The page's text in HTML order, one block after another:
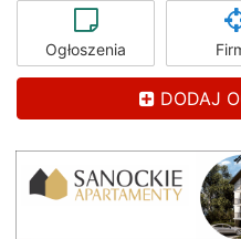
Ogłoszenia
DODAJ